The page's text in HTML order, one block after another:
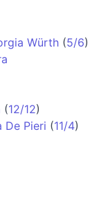
Würth (5/6)
(12/12)
De Pieri (11/4)